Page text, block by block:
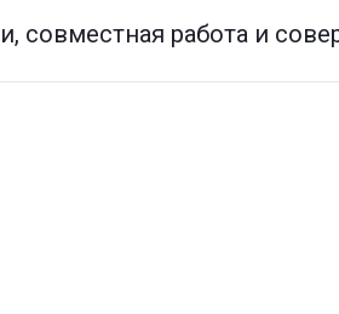
совместная работа и